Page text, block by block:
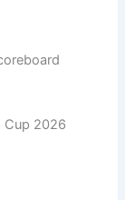
Cup 2026